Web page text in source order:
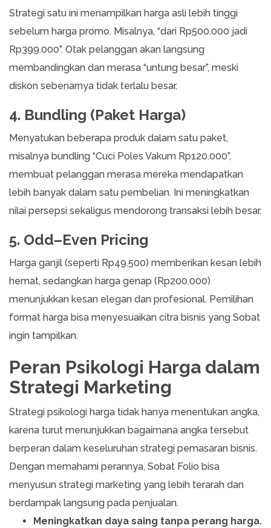
Strategi satu ini menampilkan harga asli lebih tinggi
sebelum harga promo. Misalnya, “dari Rp500.000 jadi
Rp399.000”. Otak pelanggan akan langsung
membandingkan dan merasa “untung besar”, meski
diskon sebenarnya tidak terlalu besar.
4. Bundling (Paket Harga)
Menyatukan beberapa produk dalam satu paket,
misalnya bundling “Cuci Poles Vakum Rp120.000”,
membuat pelanggan merasa mereka mendapatkan
lebih banyak dalam satu pembelian. Ini meningkatkan
nilai persepsi sekaligus mendorong transaksi lebih besar.
5. Odd–Even Pricing
Harga ganjil (seperti Rp49.500) memberikan kesan lebih
hemat, sedangkan harga genap (Rp200.000)
menunjukkan kesan elegan dan profesional. Pemilihan
format harga bisa menyesuaikan citra bisnis yang Sobat
ingin tampilkan.
Peran Psikologi Harga dalam
Strategi Marketing
Strategi psikologi harga tidak hanya menentukan angka,
karena turut menunjukkan bagaimana angka tersebut
berperan dalam keseluruhan strategi pemasaran bisnis.
Dengan memahami perannya, Sobat Folio bisa
menyusun strategi marketing yang lebih terarah dan
berdampak langsung pada penjualan.
Meningkatkan daya saing tanpa perang harga.